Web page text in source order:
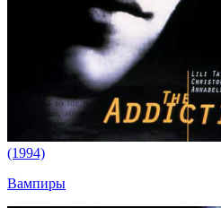
(1994)
Вампиры